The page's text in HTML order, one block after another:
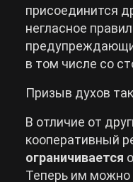
присоединится
негласное
в том числе со
Призыв духов
В отличие от
кооперативный
ограничивается
Теперь им можно